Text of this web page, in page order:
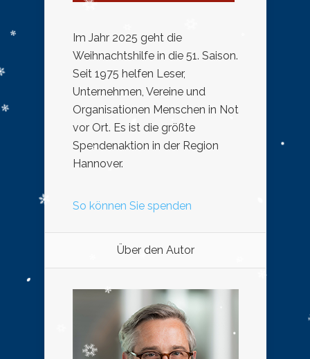
Im Jahr 2025 geht die
Weihnachtshilfe in die 51. Saison.
Seit 1975 helfen Leser,
Unternehmen, Vereine und
Organisationen Menschen in Not
vor Ort. Es ist die größte
Spendenaktion in der Region
Hannover.
So können Sie spenden
Über den Autor